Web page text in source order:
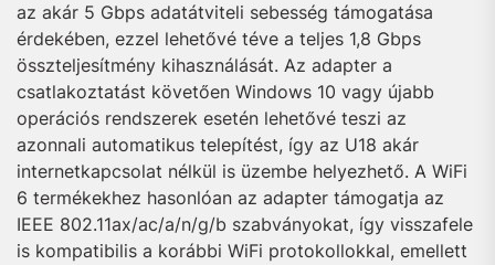
az akár 5 Gbps adatátviteli sebesség támogatása
érdekében, ezzel lehetővé téve a teljes 1,8 Gbps
összteljesítmény kihasználását. Az adapter a
csatlakoztatást követően Windows 10 vagy újabb
operációs rendszerek esetén lehetővé teszi az
azonnali automatikus telepítést, így az U18 akár
internetkapcsolat nélkül is üzembe helyezhető. A WiFi
6 termékekhez hasonlóan az adapter támogatja az
IEEE 802.11ax/ac/a/n/g/b szabványokat, így visszafele
is kompatibilis a korábbi WiFi protokollokkal, emellett